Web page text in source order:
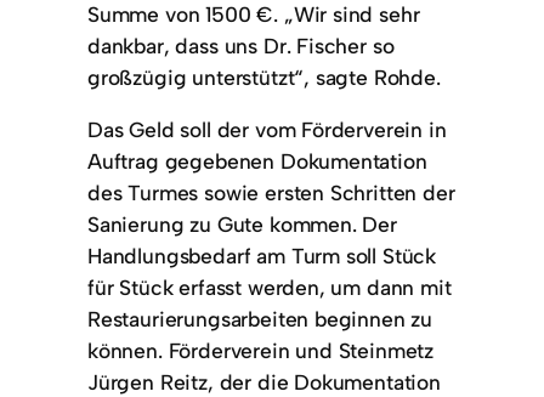
Summe von 1500 €. „Wir sind sehr
dankbar, dass uns Dr. Fischer so
großzügig unterstützt“, sagte Rohde.
Das Geld soll der vom Förderverein in
Auftrag gegebenen Dokumentation
des Turmes sowie ersten Schritten der
Sanierung zu Gute kommen. Der
Handlungsbedarf am Turm soll Stück
für Stück erfasst werden, um dann mit
Restaurierungsarbeiten beginnen zu
können. Förderverein und Steinmetz
Jürgen Reitz, der die Dokumentation